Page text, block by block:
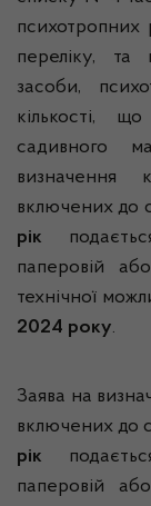
психотропних
переліку, та
засоби,
кількості,
садивного
визначення
включених до
рік
паперовій
технічної
2024 року.
Заява на
включених до
рік
паперовій